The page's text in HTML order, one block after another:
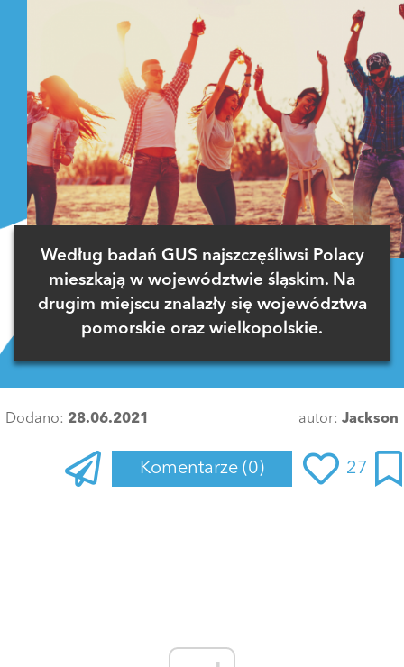
Według badań GUS najszczęśliwsi Polacy
mieszkają w województwie śląskim. Na
drugim miejscu znalazły się województwa
pomorskie oraz wielkopolskie.
Dodano: 28.06.2021 autor: Jackson
Komentarze (0) 27